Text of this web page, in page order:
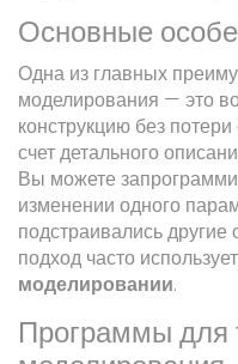
Основные
Одна из главных
моделирования — это
конструкцию без
счет детального
Вы можете
изменении одного
подстраивались
подход часто
моделировании.
Программы для